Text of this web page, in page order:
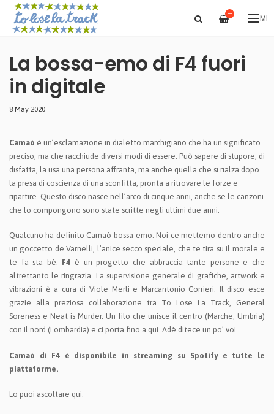
—
La bossa-emo di F4 fuori
in digitale
8 May 2020
Camaò è un’esclamazione in dialetto marchigiano che ha un significato
preciso, ma che racchiude diversi modi di essere. Può sapere di stupore, di
disfatta, la usa una persona affranta, ma anche quella che si rialza dopo
la presa di coscienza di una sconfitta, pronta a ritrovare le forze e
ripartire. Questo disco nasce nell’arco di cinque anni, anche se le canzoni
che lo compongono sono state scritte negli ultimi due anni.
Qualcuno ha definito Camaò bossa-emo. Noi ce mettemo dentro anche
un goccetto de Varnelli, l’anice secco speciale, che te tira su il morale e
te fa sta bè. F4 è un progetto che abbraccia tante persone e che
altrettanto le ringrazia. La supervisione generale di grafiche, artwork e
vibrazioni è a cura di Viole Merli e Marcantonio Corrieri. Il disco esce
grazie alla preziosa collaborazione tra To Lose La Track, General
Soreness e Neat is Murder. Un filo che unisce il centro (Marche, Umbria)
con il nord (Lombardia) e ci porta fino a qui. Adè ditece un po’ voi.
Camaò di F4 è disponibile in streaming su Spotify e tutte le
piattaforme.
Lo puoi ascoltare qui: